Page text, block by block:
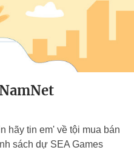
hãy tin em' về tội mua bán
sách dự SEA Games